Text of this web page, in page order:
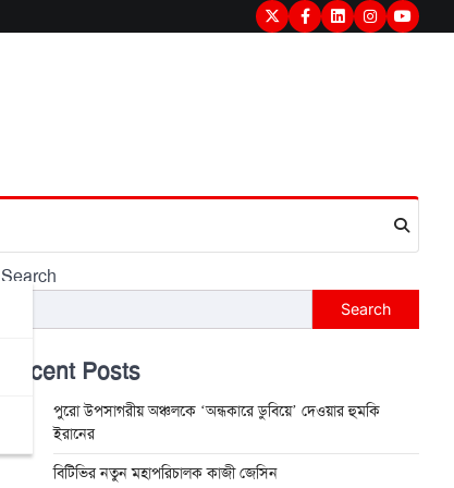
TwitterFacebook
LinkedInInstagram
Search
Search
Recent Posts
পুরো উপসাগরীয় অঞ্চলকে ‘অন্ধকারে ডুবিয়ে’ দেওয়ার হুমকি
ইরানের
বিটিভির নতুন মহাপরিচালক কাজী জেসিন